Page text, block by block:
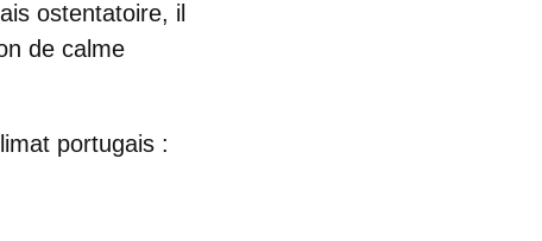
ostentatoire, il
de calme
portugais :